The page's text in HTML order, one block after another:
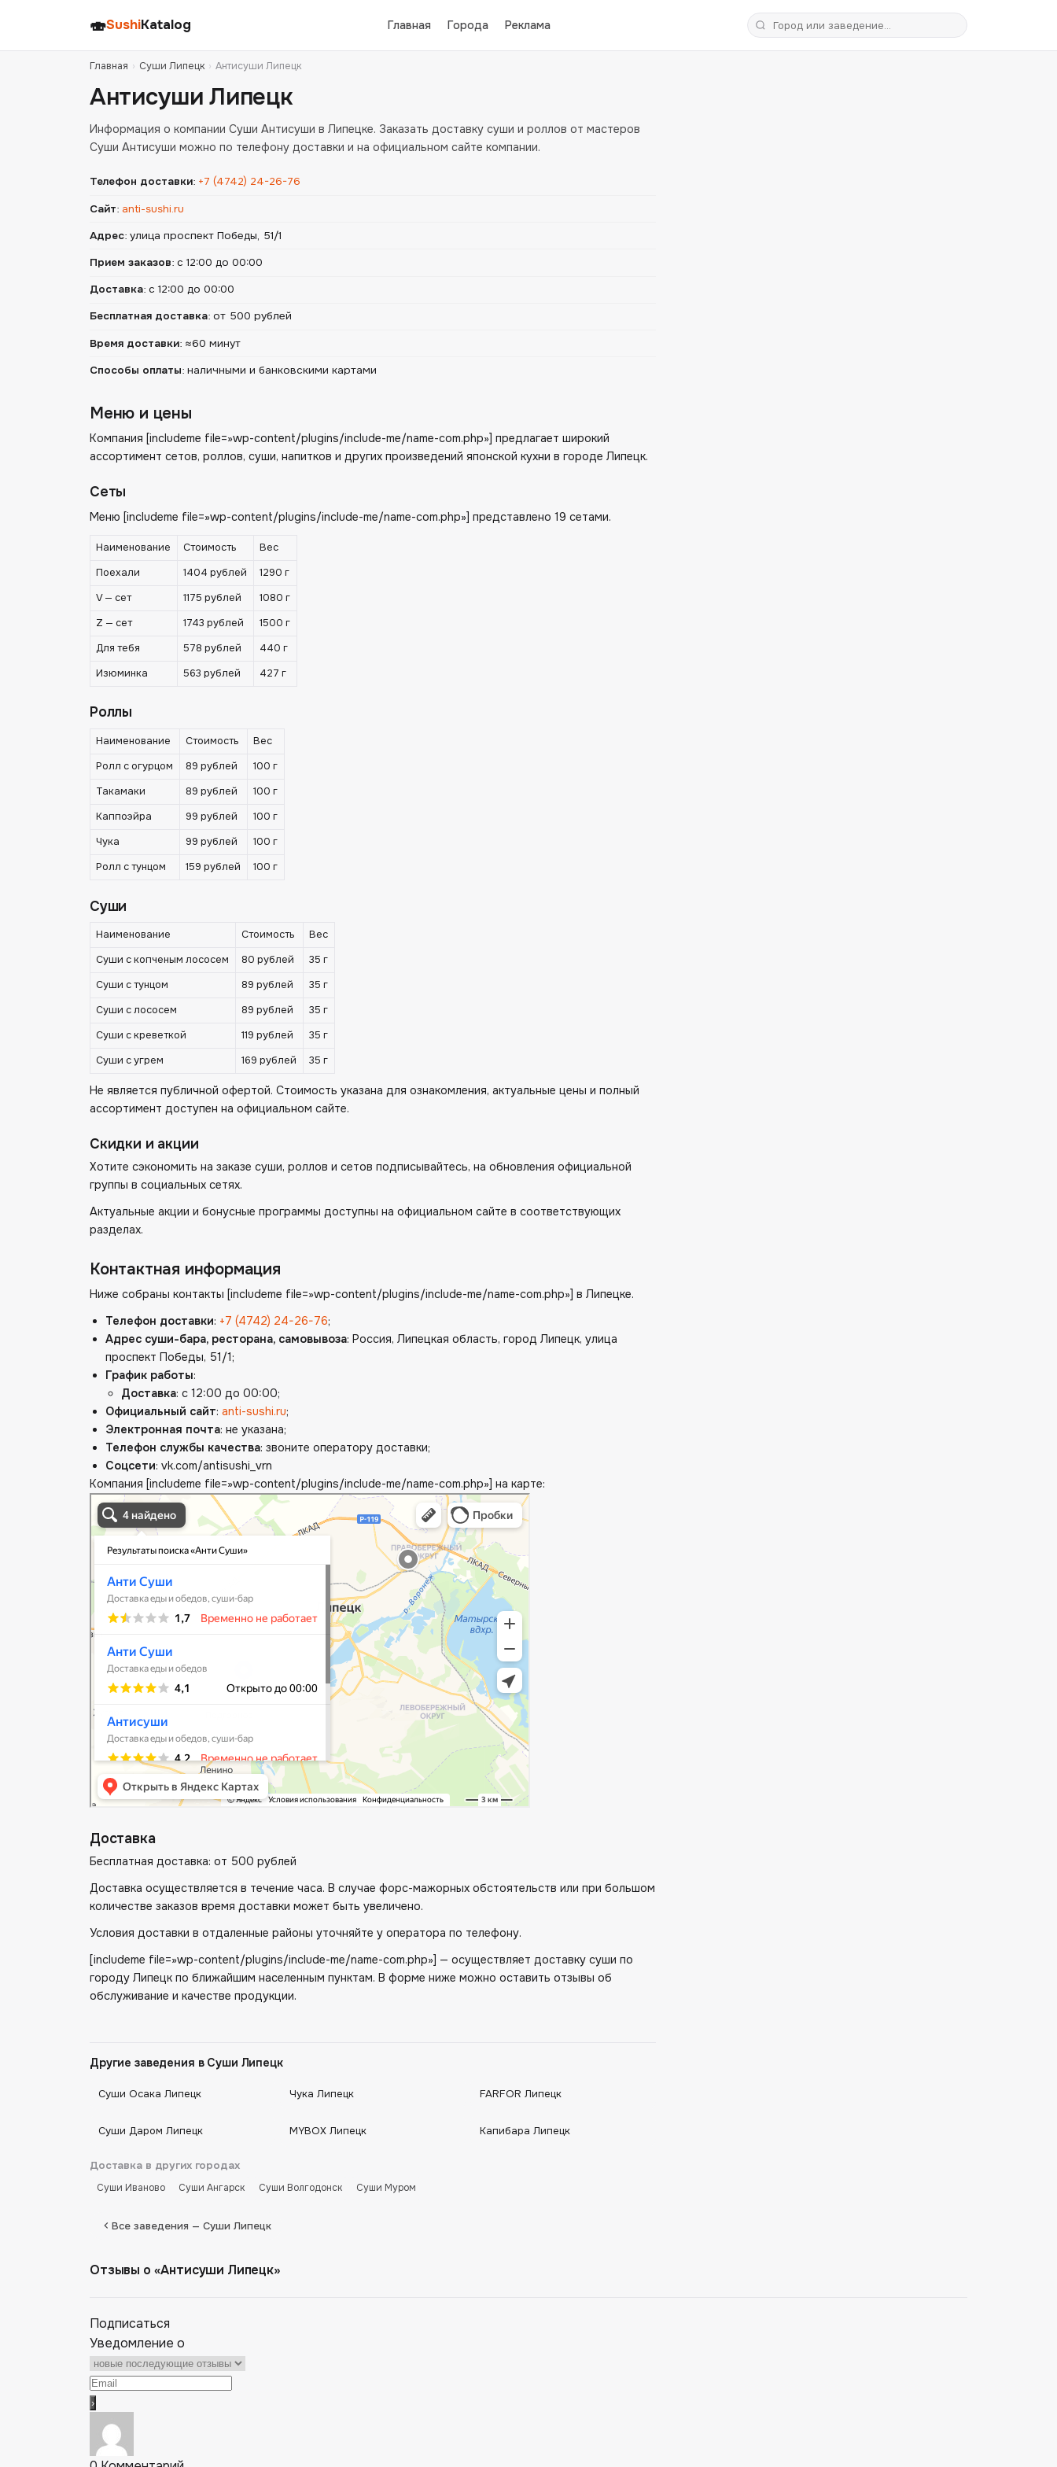
🍣SushiKatalog Главная Города Реклама
Главная › Суши Липецк › Антисуши Липецк
Антисуши Липецк
Информация о компании Суши Антисуши в Липецке. Заказать доставку суши и роллов от мастеров
Суши Антисуши можно по телефону доставки и на официальном сайте компании.
Телефон доставки: +7 (4742) 24-26-76
Сайт: anti-sushi.ru
Адрес: улица проспект Победы, 51/1
Прием заказов: с 12:00 до 00:00
Доставка: с 12:00 до 00:00
Бесплатная доставка: от 500 рублей
Время доставки: ≈60 минут
Способы оплаты: наличными и банковскими картами
Меню и цены
Компания [includeme file=»wp-content/plugins/include-me/name-com.php»] предлагает широкий
ассортимент сетов, роллов, суши, напитков и других произведений японской кухни в городе Липецк.
Сеты
Меню [includeme file=»wp-content/plugins/include-me/name-com.php»] представлено 19 сетами.
Наименование Стоимость
Вес
Поехали
1404 рублей
1290 г
V — сет
1175 рублей
1080 г
Z — сет
1743 рублей
1500 г
Для тебя
578 рублей
440 г
Изюминка
563 рублей 427 г
Роллы
Наименование Стоимость
Вес
Ролл с огурцом
89 рублей
100 г
Такамаки
89 рублей
100 г
Каппоэйра
99 рублей
100 г
Чука
99 рублей
100 г
Ролл с тунцом
159 рублей 100 г
Суши
Наименование Стоимость
Вес
Суши с копченым лососем
80 рублей
35 г
Суши с тунцом
89 рублей
35 г
Суши с лососем
89 рублей
35 г
Суши с креветкой
119 рублей
35 г
Суши с угрем
169 рублей 35 г
Не является публичной офертой. Стоимость указана для ознакомления, актуальные цены и полный
ассортимент доступен на официальном сайте.
Скидки и акции
Хотите сэкономить на заказе суши, роллов и сетов подписывайтесь, на обновления официальной
группы в социальных сетях.
Актуальные акции и бонусные программы доступны на официальном сайте в соответствующих
разделах.
Контактная информация
Ниже собраны контакты [includeme file=»wp-content/plugins/include-me/name-com.php»] в Липецке.
Телефон доставки: +7 (4742) 24-26-76;
Адрес суши-бара, ресторана, самовывоза: Россия, Липецкая область, город Липецк, улица
проспект Победы, 51/1;
График работы:
Доставка: с 12:00 до 00:00;
Официальный сайт:anti-sushi.ru;
Электронная почта: не указана;
Телефон службы качества: звоните оператору доставки;
Соцсети: vk.com/antisushi_vrn
Компания [includeme file=»wp-content/plugins/include-me/name-com.php»] на карте:
Доставка
Бесплатная доставка: от 500 рублей
Доставка осуществляется в течение часа. В случае форс-мажорных обстоятельств или при большом
количестве заказов время доставки может быть увеличено.
Условия доставки в отдаленные районы уточняйте у оператора по телефону.
[includeme file=»wp-content/plugins/include-me/name-com.php»] — осуществляет доставку суши по
городу Липецк по ближайшим населенным пунктам. В форме ниже можно оставить отзывы об
обслуживание и качестве продукции.
Другие заведения в Суши Липецк
Суши Осака Липецк Чука Липецк FARFOR Липецк
Суши Даром Липецк MYBOX Липецк Капибара Липецк
Доставка в других городах
Суши Иваново Суши Ангарск Суши Волгодонск Суши Муром
Все заведения — Суши Липецк
Отзывы о «Антисуши Липецк»
Подписаться
Уведомление о